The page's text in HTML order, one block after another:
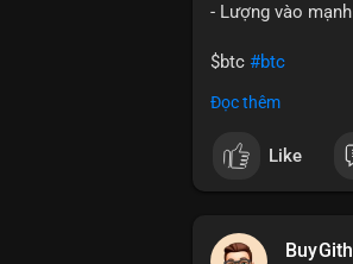
- Lượng vào
$btc #btc
#vlikevn
📰 Nguồn:
Đọc thêm
Like